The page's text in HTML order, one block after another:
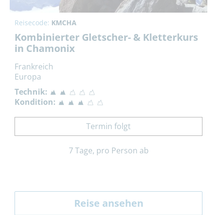
Reisecode: KMCHA
Kombinierter Gletscher- & Kletterkurs
in Chamonix
Frankreich
Europa
Technik:
Kondition:
Termin folgt
7 Tage, pro Person ab
Reise ansehen